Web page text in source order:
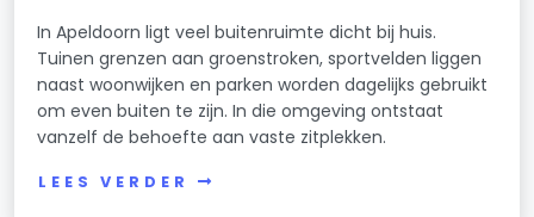
In Apeldoorn ligt veel buitenruimte dicht bij huis.
Tuinen grenzen aan groenstroken, sportvelden liggen
naast woonwijken en parken worden dagelijks gebruikt
om even buiten te zijn. In die omgeving ontstaat
vanzelf de behoefte aan vaste zitplekken.
LEES VERDER